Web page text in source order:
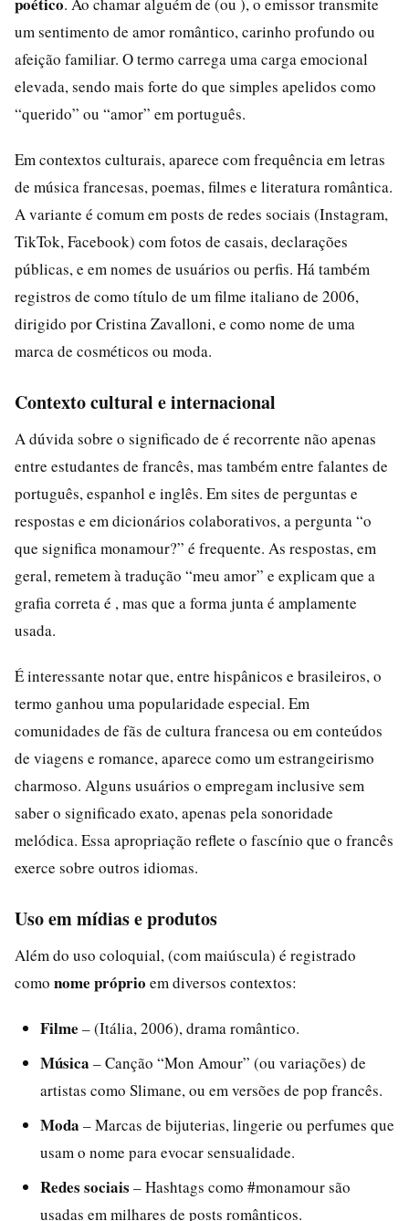
um sentimento de amor romântico, carinho profundo ou
afeição familiar. O termo carrega uma carga emocional
elevada, sendo mais forte do que simples apelidos como
“querido” ou “amor” em português.
Em contextos culturais, aparece com frequência em letras
de música francesas, poemas, filmes e literatura romântica.
A variante é comum em posts de redes sociais (Instagram,
TikTok, Facebook) com fotos de casais, declarações
públicas, e em nomes de usuários ou perfis. Há também
registros de como título de um filme italiano de 2006,
dirigido por Cristina Zavalloni, e como nome de uma
marca de cosméticos ou moda.
Contexto cultural e internacional
A dúvida sobre o significado de é recorrente não apenas
entre estudantes de francês, mas também entre falantes de
português, espanhol e inglês. Em sites de perguntas e
respostas e em dicionários colaborativos, a pergunta “o
que significa monamour?” é frequente. As respostas, em
geral, remetem à tradução “meu amor” e explicam que a
grafia correta é , mas que a forma junta é amplamente
usada.
É interessante notar que, entre hispânicos e brasileiros, o
termo ganhou uma popularidade especial. Em
comunidades de fãs de cultura francesa ou em conteúdos
de viagens e romance, aparece como um estrangeirismo
charmoso. Alguns usuários o empregam inclusive sem
saber o significado exato, apenas pela sonoridade
melódica. Essa apropriação reflete o fascínio que o francês
exerce sobre outros idiomas.
Uso em mídias e produtos
Além do uso coloquial, (com maiúscula) é registrado
como nome próprio em diversos contextos:
Filme – (Itália, 2006), drama romântico.
Música – Canção “Mon Amour” (ou variações) de
artistas como Slimane, ou em versões de pop francês.
Moda – Marcas de bijuterias, lingerie ou perfumes que
usam o nome para evocar sensualidade.
Redes sociais – Hashtags como #monamour são
usadas em milhares de posts românticos.